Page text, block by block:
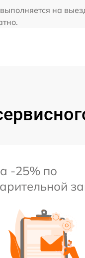
на
-25% по